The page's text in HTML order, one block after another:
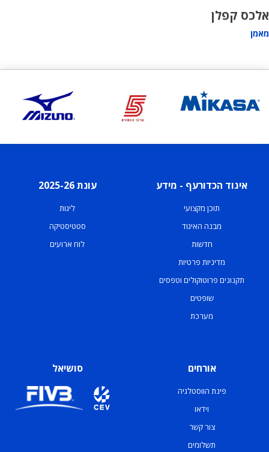
אלכס קפלן
מאמן
איגוד הכדורעף - מידע
תוכן מקצועי
מבנה האיגוד
חדשות
מדיניות פרטיות
תקנונים פרוטוקולים וטפסים
שופטים
מערכת
עונת 2025-26
ליגות
סטטיסטיקה
לוח ארועים
אורחים
פינת הווסטלגיה
וידאו
צור קשר
תשלומים
סושיאל